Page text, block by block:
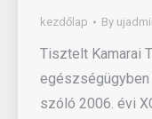
kezdőlap By
Tisztelt Kamarai
egészségügyben
szóló 2006. évi